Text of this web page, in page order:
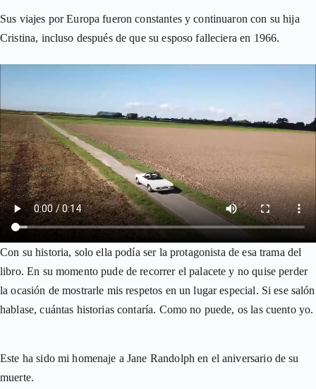
Sus viajes por Europa fueron constantes y continuaron con su hija
Cristina, incluso después de que su esposo falleciera en 1966.
Con su historia, solo ella podía ser la protagonista de esa trama del
libro. En su momento pude de recorrer el palacete y no quise perder
la ocasión de mostrarle mis respetos en un lugar especial. Si ese salón
hablase, cuántas historias contaría. Como no puede, os las cuento yo.
Este ha sido mi homenaje a Jane Randolph en el aniversario de su
muerte.